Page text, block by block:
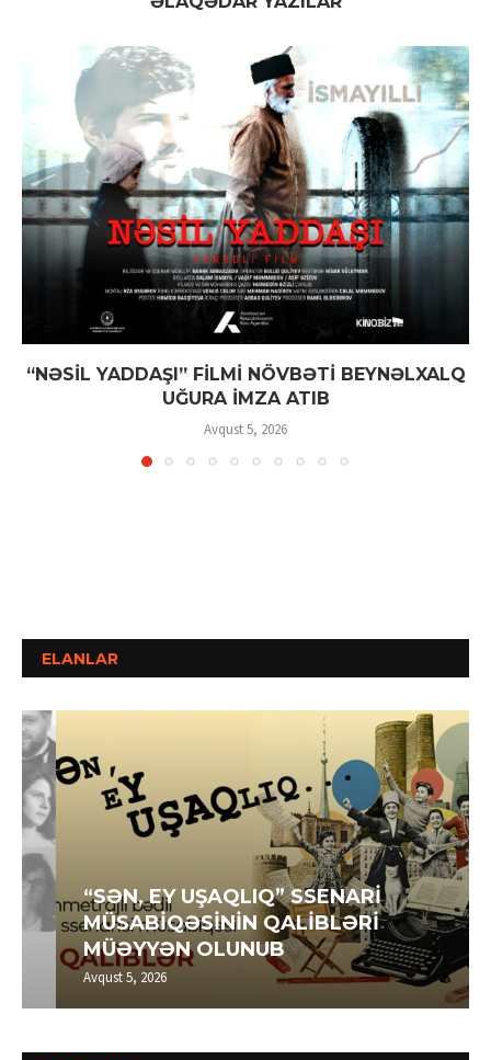
“NƏSİL YADDAŞI” FİLMİ NÖVBƏTİ BEYNƏLXALQ
UĞURA İMZA ATIB
Avqust 5, 2026
ELANLAR
“SƏN, EY UŞAQLIQ” SSENARİ
MÜSABİQƏSİNİN QALİBLƏRİ
MÜƏYYƏN OLUNUB
Avqust 5, 2026